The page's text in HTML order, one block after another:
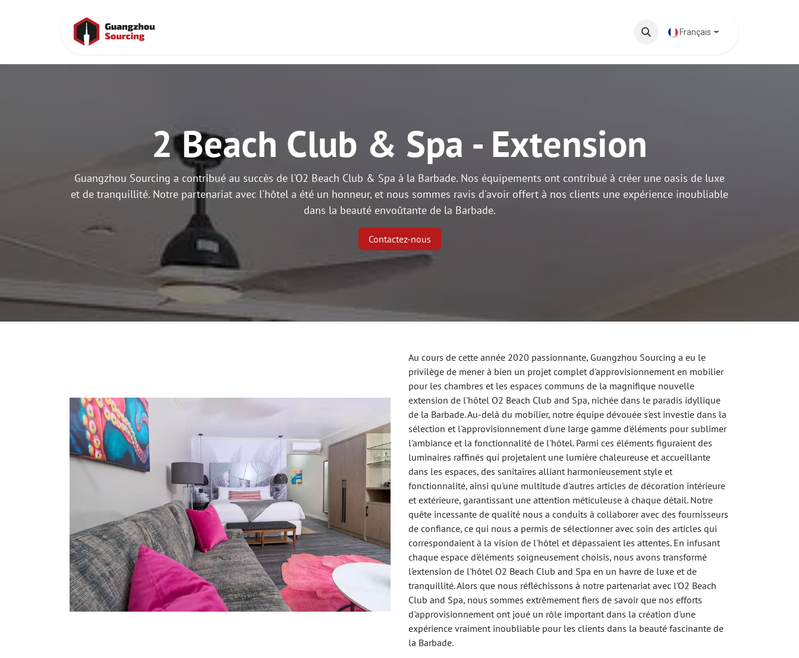
Base de connaissances
Français
2 Beach Club & Spa - Extension
Guangzhou Sourcing a contribué au succès de l'O2 Beach Club & Spa à la Barbade. Nos équipements ont contribué à créer une oasis de luxe
et de tranquillité. Notre partenariat avec l'hôtel a été un honneur, et nous sommes ravis d'avoir offert à nos clients une expérience inoubliable
dans la beauté envoûtante de la Barbade.
Contactez-nous
Au cours de cette année 2020 passionnante, Guangzhou Sourcing a eu le
privilège de mener à bien un projet complet d'approvisionnement en mobilier
pour les chambres et les espaces communs de la magnifique nouvelle
extension de l'hôtel O2 Beach Club and Spa, nichée dans le paradis idyllique
de la Barbade. Au-delà du mobilier, notre équipe dévouée s'est investie dans la
sélection et l'approvisionnement d'une large gamme d'éléments pour sublimer
l'ambiance et la fonctionnalité de l'hôtel. Parmi ces éléments figuraient des
luminaires raffinés qui projetaient une lumière chaleureuse et accueillante
dans les espaces, des sanitaires alliant harmonieusement style et
fonctionnalité, ainsi qu'une multitude d'autres articles de décoration intérieure
et extérieure, garantissant une attention méticuleuse à chaque détail. Notre
quête incessante de qualité nous a conduits à collaborer avec des fournisseurs
de confiance, ce qui nous a permis de sélectionner avec soin des articles qui
correspondaient à la vision de l'hôtel et dépassaient les attentes. En infusant
chaque espace d'éléments soigneusement choisis, nous avons transformé
l'extension de l'hôtel O2 Beach Club and Spa en un havre de luxe et de
tranquillité. Alors que nous réfléchissons à notre partenariat avec l'O2 Beach
Club and Spa, nous sommes extrêmement fiers de savoir que nos efforts
d'approvisionnement ont joué un rôle important dans la création d'une
expérience vraiment inoubliable pour les clients dans la beauté fascinante de
la Barbade.